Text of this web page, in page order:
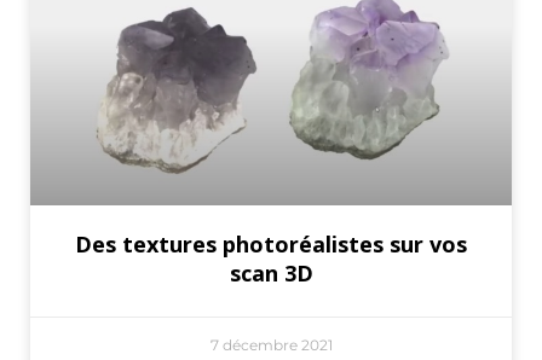
Des textures photoréalistes sur vos
scan 3D
7 décembre 2021